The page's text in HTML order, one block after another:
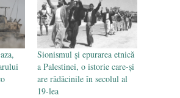
Sionismul și epurarea etnică
a Palestinei, o istorie care-și
are rădăcinile în secolul al
19-lea